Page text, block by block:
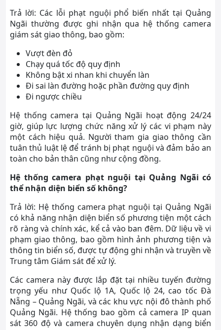
Trả lời: Các lỗi phạt nguội phổ biến nhất tại Quảng
Ngãi thường được ghi nhận qua hệ thống camera
giám sát giao thông, bao gồm:
Vượt đèn đỏ
Chạy quá tốc độ quy định
Không bật xi nhan khi chuyển làn
Đi sai làn đường hoặc phần đường quy định
Đi ngược chiều
Hệ thống camera tại Quảng Ngãi hoạt động 24/24
giờ, giúp lực lượng chức năng xử lý các vi phạm này
một cách hiệu quả. Người tham gia giao thông cần
tuân thủ luật lệ để tránh bị phạt nguội và đảm bảo an
toàn cho bản thân cũng như cộng đồng.
Hệ thống camera phạt nguội tại Quảng Ngãi có
thể nhận diện biển số không?
Trả lời: Hệ thống camera phạt nguội tại Quảng Ngãi
có khả năng nhận diện biển số phương tiện một cách
rõ ràng và chính xác, kể cả vào ban đêm. Dữ liệu về vi
phạm giao thông, bao gồm hình ảnh phương tiện và
thông tin biển số, được tự động ghi nhận và truyền về
Trung tâm Giám sát để xử lý.
Các camera này được lắp đặt tại nhiều tuyến đường
trọng yếu như Quốc lộ 1A, Quốc lộ 24, cao tốc Đà
Nẵng – Quảng Ngãi, và các khu vực nội đô thành phố
Quảng Ngãi. Hệ thống bao gồm cả camera IP quan
sát 360 độ và camera chuyên dụng nhận dạng biển